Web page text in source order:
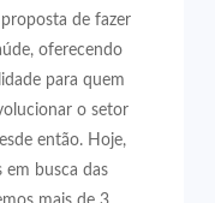
de fazer
oferecendo
para quem
o setor
então. Hoje,
em busca das